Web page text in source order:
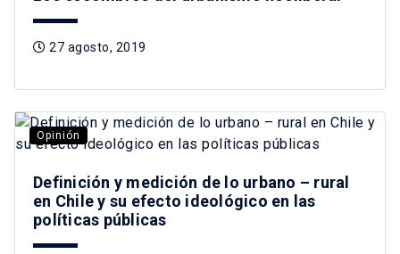
27 agosto, 2019
Opinión
Definición y medición de lo urbano – rural
en Chile y su efecto ideológico en las
políticas públicas